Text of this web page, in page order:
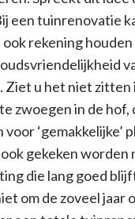
een tuinrenovatie
rekening houden
Ziet u het niet zitten
zwoegen in de hof,
‘gemakkelijke’
ook gekeken worden
die lang goed
om de zoveel jaar